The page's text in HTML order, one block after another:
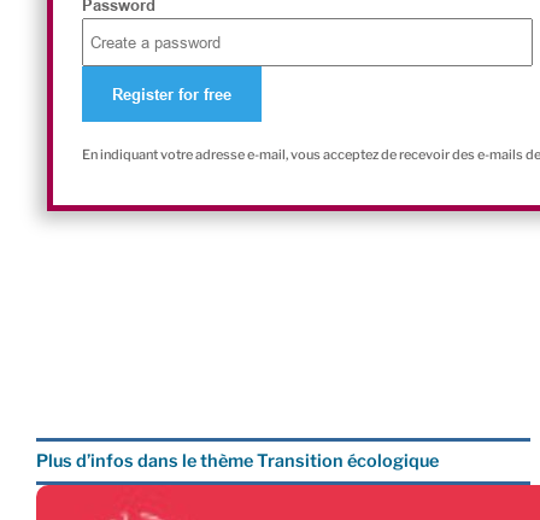
Password
En indiquant votre adresse e-mail, vous acceptez de recevoir des e-mails
Plus d’infos dans le thème Transition écologique